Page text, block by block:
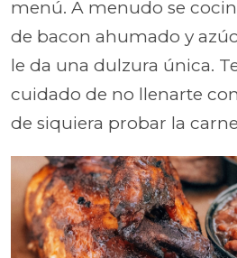
menú. A menudo se
de bacon ahumado y
le da una dulzura única.
cuidado de no llenarte
de siquiera probar la